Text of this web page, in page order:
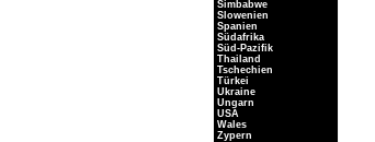
Simbabwe
Slowenien
Spanien
Südafrika
Süd-Pazifik
Thailand
Tschechien
Türkei
Ukraine
Ungarn
USA
Wales
Zypern